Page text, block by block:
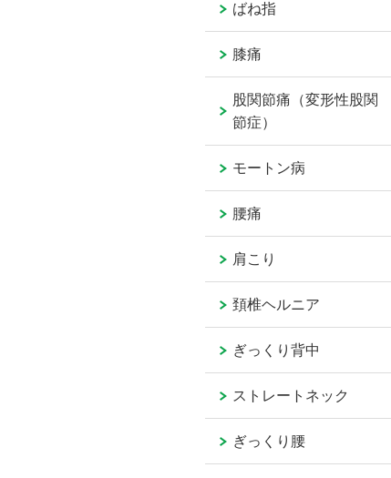
ばね指
膝痛
股関節痛（変形性股関
節症）
モートン病
腰痛
肩こり
頚椎ヘルニア
ぎっくり背中
ストレートネック
ぎっくり腰